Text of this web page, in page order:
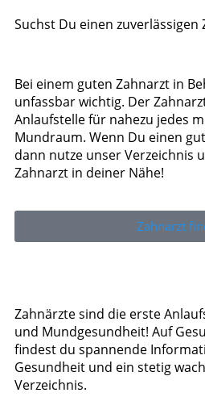
Suchst Du einen zuverlässigen
Bei einem guten Zahnarzt in
unfassbar wichtig. Der
Anlaufstelle für nahezu jedes
Mundraum. Wenn Du einen
dann nutze unser Verzeichnis
Zahnarzt in deiner Nähe!
Zahnarzt
Zahnärzte sind die erste
und Mundgesundheit! Auf
findest du spannende
Gesundheit und ein stetig
Verzeichnis.